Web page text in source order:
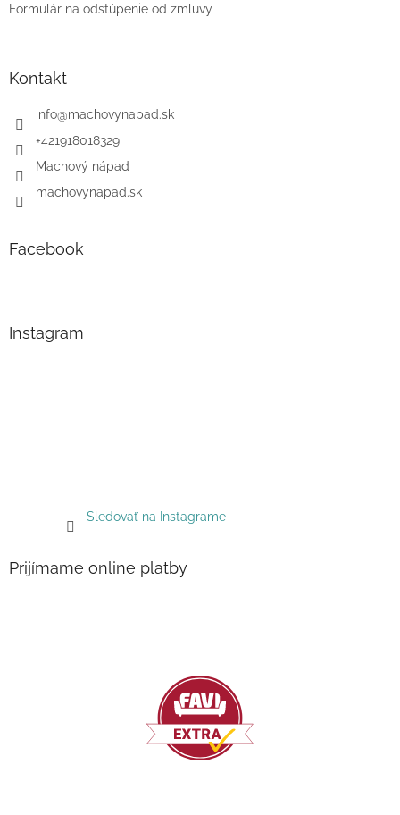
Formulár na odstúpenie od zmluvy
Kontakt
info@machovynapad.sk
+421918018329
Machový nápad
machovynapad.sk
Facebook
Instagram
Sledovať na Instagrame
Prijímame online platby